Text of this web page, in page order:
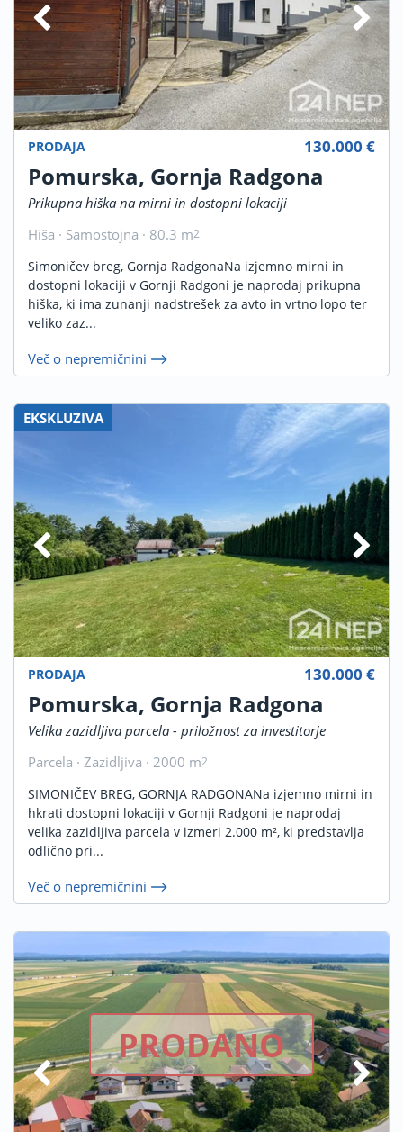
PRODAJA
Pomurska, Gornja Radgona
Prikupna hiška na mirni in dostopni lokaciji
Hiša · Samostojna · 80.3 m2
130.000 €
Simoničev breg, Gornja RadgonaNa izjemno mirni in
dostopni lokaciji v Gornji Radgoni je naprodaj prikupna
hiška, ki ima zunanji nadstrešek za avto in vrtno lopo ter
veliko zaz...
Več o nepremičnini
EKSKLUZIVA
PRODAJA
Pomurska, Gornja Radgona
Velika zazidljiva parcela - priložnost za investitorje
Parcela · Zazidljiva · 2000 m2
130.000 €
SIMONIČEV BREG, GORNJA RADGONANa izjemno mirni in
hkrati dostopni lokaciji v Gornji Radgoni je naprodaj
velika zazidljiva parcela v izmeri 2.000 m², ki predstavlja
odlično pri...
Več o nepremičnini
PRODANO